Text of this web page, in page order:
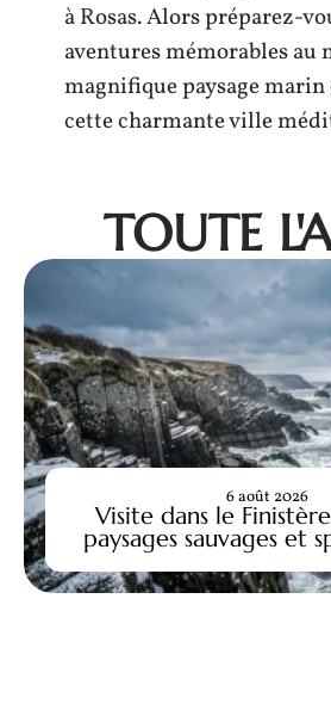
à Rosas. Alors préparez-
aventures mémorables au
magnifique paysage
cette charmante ville
TOUTE
Visite dans le
paysages sauvages et
6 août 2026